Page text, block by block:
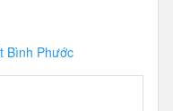
Bình Phước